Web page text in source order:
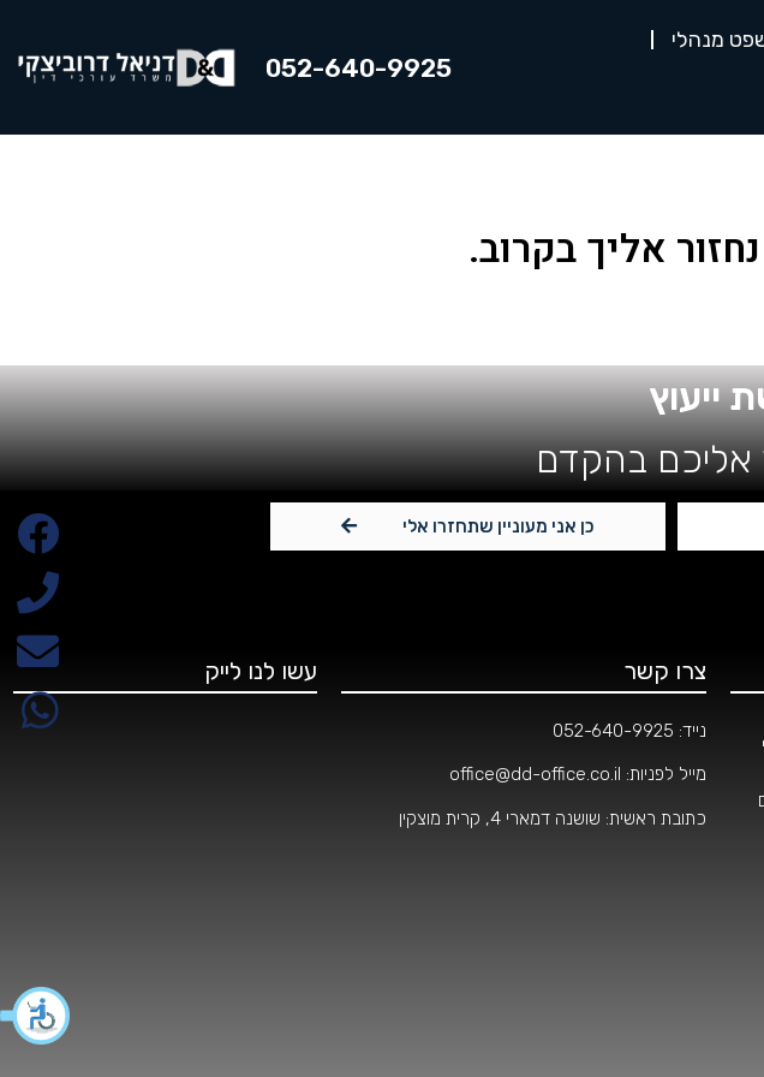
מנהלי
052-640-9925
אליך בקרוב.
ייעוץ
אליכם בהקדם
כן אני מעוניין שתחזרו אלי
צרו קשר
נייד: 052-640-9925
מייל לפניות: office@dd-office.co.il
כתובת ראשית: שושנה דמארי 4, קרית מוצקין
עשו לנו לייק